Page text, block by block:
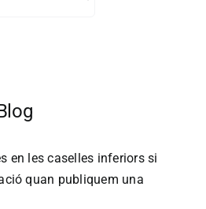
en les caselles inferiors si
quan publiquem una